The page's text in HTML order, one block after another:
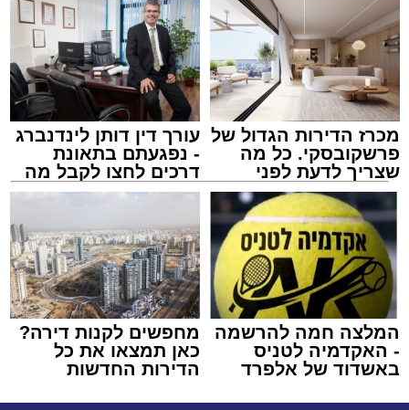
מכרז הדירות הגדול של
פרשקובסקי. כל מה
שצריך לדעת לפני
שמגישים הצעה לדירה
באשדוד
עורך דין דותן לינדנברג
- נפגעתם בתאונת
דרכים לחצו לקבל מה
שמגיע לכם
המלצה חמה להרשמה
- האקדמיה לטניס
באשדוד של אלפרד
מחפשים לקנות דירה?
כאן תמצאו את כל
הדירות החדשות